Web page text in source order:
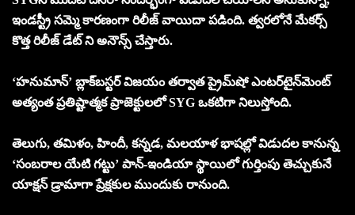
ఇండస్ట్రీ సమ్మె కారణంగా రిలీజ్ వాయిదా పడింది. త్వరలోనే మేకర్స్
కొత్త రిలీజ్ డేట్ ని అనౌన్స్ చేస్తారు.
‘హనుమాన్’ బ్లాక్‌బస్టర్ విజయం తర్వాత ప్రైమ్‌షో ఎంటర్‌టైన్‌మెంట్‌
అత్యంత ప్రతిష్టాత్మక ప్రాజెక్టులలో SYG ఒకటిగా నిలుస్తోంది.
తెలుగు, తమిళం, హిందీ, కన్నడ, మలయాళ భాషల్లో విడుదల కానున్న
‘సంబరాల యేటి గట్టు’ పాన్‌-ఇండియా స్థాయిలో గుర్తింపు తెచ్చుకునే
యాక్షన్ డ్రామాగా ప్రేక్షకుల ముందుకు రానుంది.